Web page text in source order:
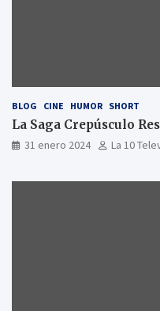
BLOG CINE HUMOR SHORT
La Saga Crepúsculo
31 enero 2024 La 10